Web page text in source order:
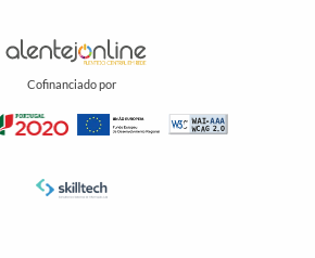
Cofinanciado por